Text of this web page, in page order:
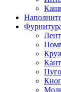
Кант